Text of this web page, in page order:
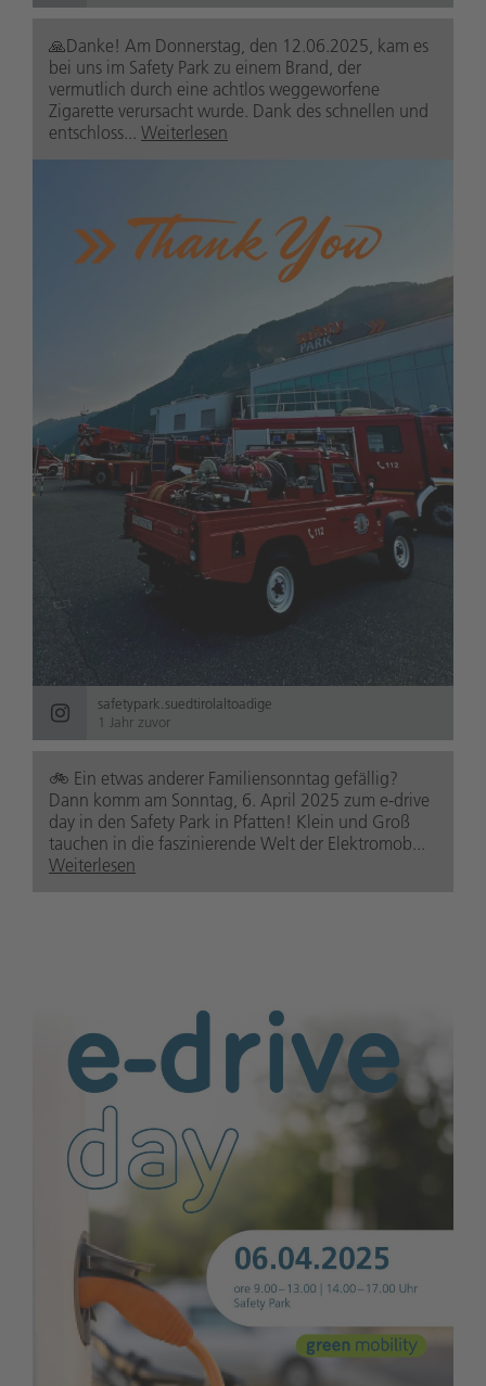
🙏Danke! Am Donnerstag, den 12.06.2025, kam es
bei uns im Safety Park zu einem Brand, der
vermutlich durch eine achtlos weggeworfene
Zigarette verursacht wurde. Dank des schnellen und
entschloss... Weiterlesen
safetypark.suedtirolaltoadige
1 Jahr zuvor
🚲️ Ein etwas anderer Familiensonntag gefällig?
Dann komm am Sonntag, 6. April 2025 zum e-drive
day in den Safety Park in Pfatten! Klein und Groß
tauchen in die faszinierende Welt der Elektromob...
Weiterlesen